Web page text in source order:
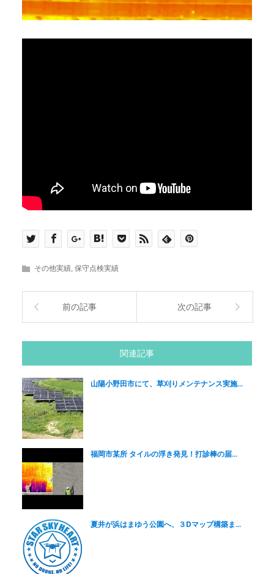
その他実績,保守点検実績
前の記事 次の記事
関連記事
山陽小野田市にて、草刈りメンテナンス実施...
福岡市某所 タイルの浮き発見！打診棒の届...
夏井が浜はまゆう公園へ、３Dマップ構築ま...